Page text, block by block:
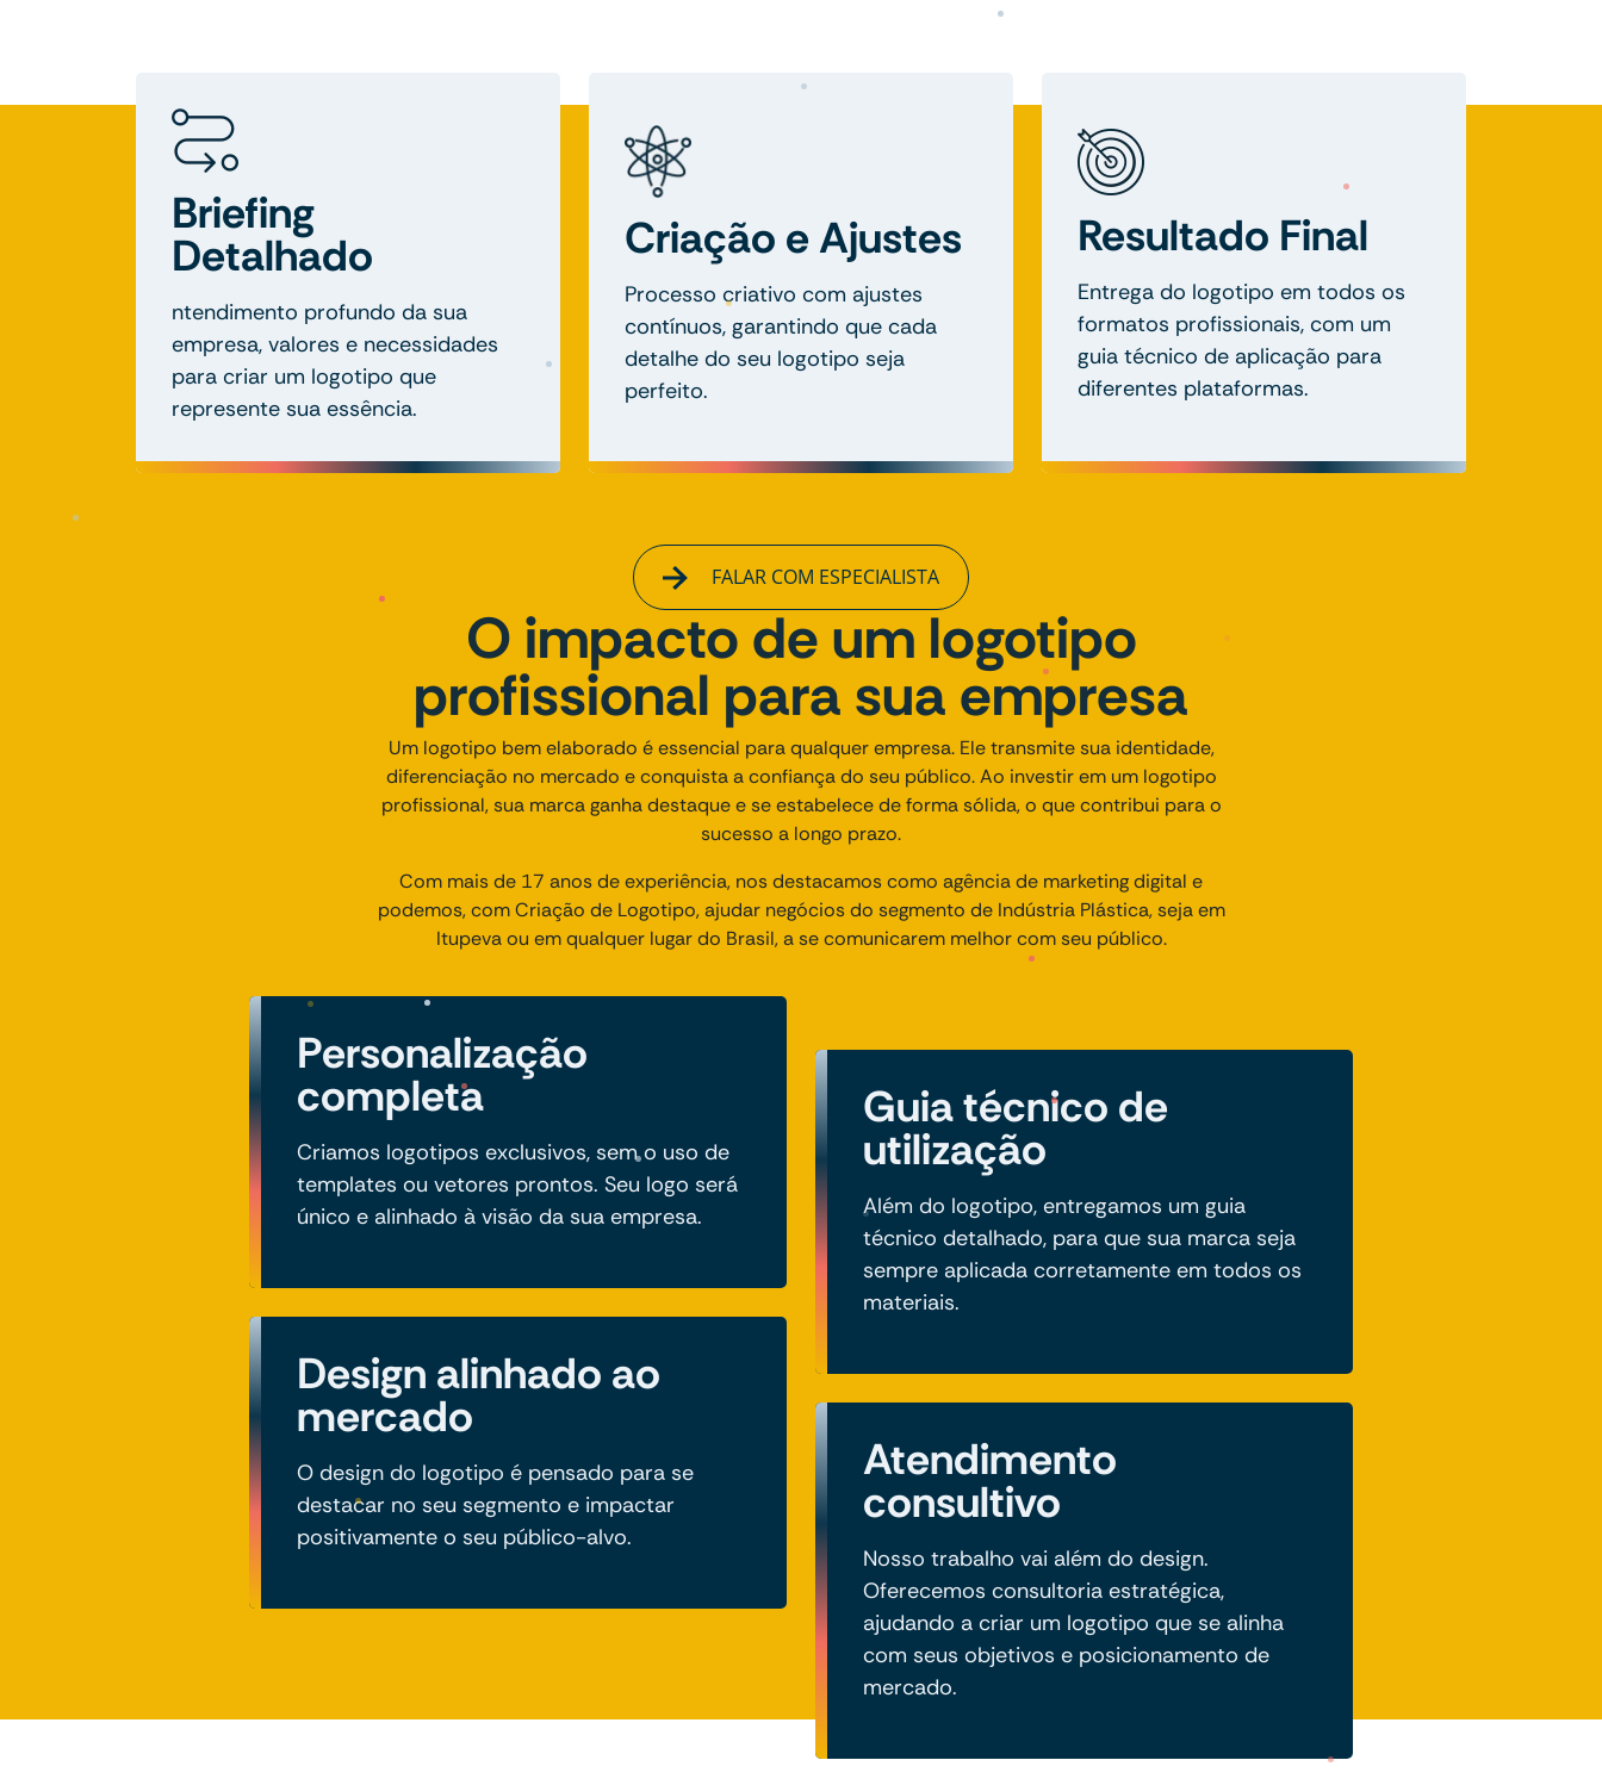
Briefing
Detalhado
ntendimento profundo da sua
empresa, valores e necessidades
para criar um logotipo que
represente sua essência.
Criação e Ajustes
Processo criativo com ajustes
contínuos, garantindo que cada
detalhe do seu logotipo seja
perfeito.
Resultado Final
Entrega do logotipo em todos os
formatos profissionais, com um
guia técnico de aplicação para
diferentes plataformas.
FALAR COM ESPECIALISTA
O impacto de um logotipo
profissional para sua empresa
Um logotipo bem elaborado é essencial para qualquer empresa. Ele transmite sua identidade,
diferenciação no mercado e conquista a confiança do seu público. Ao investir em um logotipo
profissional, sua marca ganha destaque e se estabelece de forma sólida, o que contribui para o
sucesso a longo prazo.
Com mais de 17 anos de experiência, nos destacamos como agência de marketing digital e
podemos, com Criação de Logotipo, ajudar negócios do segmento de Indústria Plástica, seja em
Itupeva ou em qualquer lugar do Brasil, a se comunicarem melhor com seu público.
Personalização
completa
Criamos logotipos exclusivos, sem o uso de
templates ou vetores prontos. Seu logo será
único e alinhado à visão da sua empresa.
Design alinhado ao
mercado
O design do logotipo é pensado para se
destacar no seu segmento e impactar
positivamente o seu público-alvo.
Guia técnico de
utilização
Além do logotipo, entregamos um guia
técnico detalhado, para que sua marca seja
sempre aplicada corretamente em todos os
materiais.
Atendimento
consultivo
Nosso trabalho vai além do design.
Oferecemos consultoria estratégica,
ajudando a criar um logotipo que se alinha
com seus objetivos e posicionamento de
mercado.